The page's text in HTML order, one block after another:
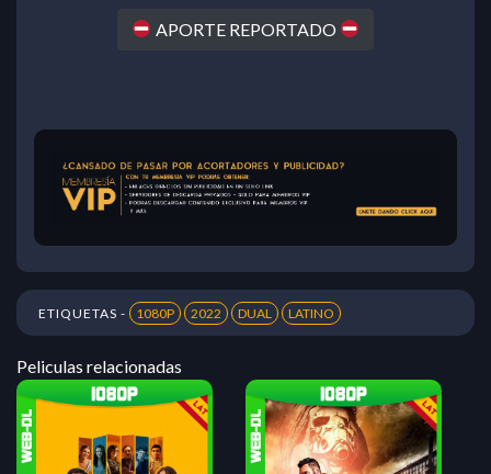
APORTE REPORTADO
ETIQUETAS - 1080P 2022 DUAL LATINO
Peliculas relacionadas